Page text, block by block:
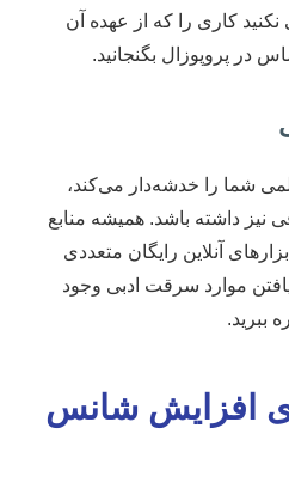
کاری را که از عهده آن
در پروپوزال بگنجانید.
شما را خدشه‌دار می‌کند،
نیز داشته باشد. همیشه منابع
آنلاین رایگان متعددی
موارد سرقت ادبی وجود
ببرید.
افزایش شانس